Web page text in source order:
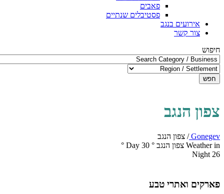
פאבים
פסטיבלים שנתיים
אירועים בנגב
צור קשר
חיפוש
חפש
צפון הנגב
Gonegev
/ צפון הנגב
Weather in צפון הנגב
°
30
Day
°
26
Night
פארקים ואתרי טבע